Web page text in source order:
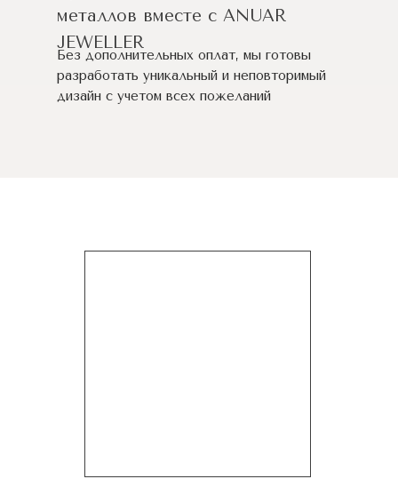
металлов вместе с ANUAR
JEWELLER
Без дополнительных оплат, мы готовы
разработать уникальный и неповторимый
дизайн c учетом всех пожеланий